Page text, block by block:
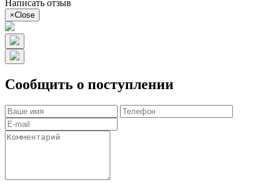
Написать отзыв
×Close
Сообщить о поступлении